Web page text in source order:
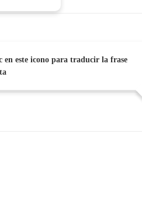
en este icono para traducir la frase